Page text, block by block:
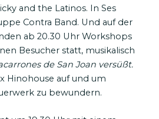
and the Latinos. In Ses
Contra Band. Und auf der
ab 20.30 Uhr Workshops
Besucher statt, musikalisch
de San Joan versüßt.
Hinohouse auf und um
zu bewundern.